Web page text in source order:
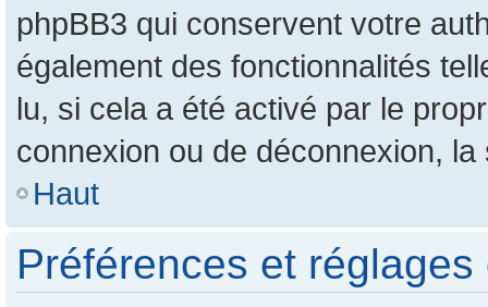
phpBB3 qui conservent votre
également des fonctionnalités
lu, si cela a été activé par le
connexion ou de déconnexion,
Haut
Préférences et